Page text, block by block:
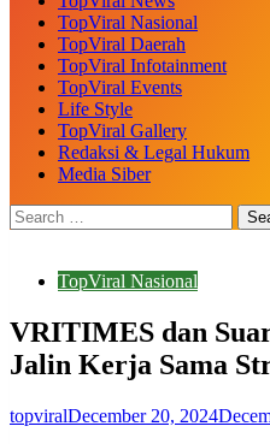
TopViral Nasional
TopViral Daerah
TopViral Infotainment
TopViral Events
Life Style
TopViral Gallery
Redaksi & Legal Hukum
Media Siber
TopViral Nasional
VRITIMES dan
Jalin Kerja Sama
topviralDecember 20, 2024